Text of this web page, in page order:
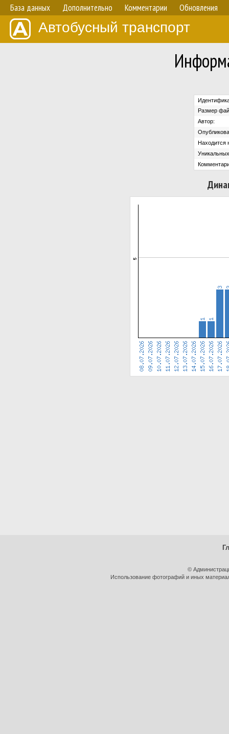
База данных Дополнительно Комментарии Обновления
Автобусный транспорт
Размер
Автор:
Находится
©
Использование фотографий и иных